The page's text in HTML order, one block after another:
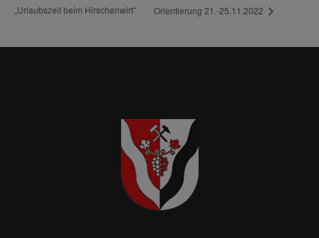
„Urlaubszeit beim Hirschenwirt“
Orientierung 21.-25.11.2022